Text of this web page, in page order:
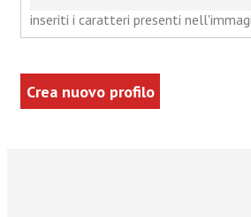
inseriti i caratteri presenti